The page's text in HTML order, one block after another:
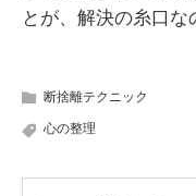
とが、解決の糸口な
断捨離テクニック
心の整理